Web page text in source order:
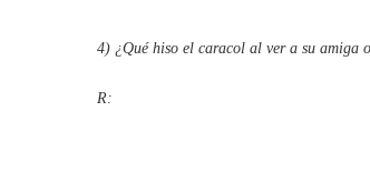
4) ¿Qué hiso el caracol al ver a su amiga
R: